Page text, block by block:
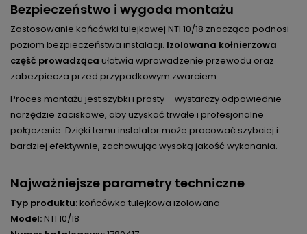
Bezpieczeństwo i wygoda montażu
Zastosowanie końcówki tulejkowej NTI 10/18 znacząco podnosi
poziom bezpieczeństwa instalacji. Izolowana kołnierzowa
część prowadząca ułatwia wprowadzenie przewodu oraz
zabezpiecza przed przypadkowym zwarciem.
Proces montażu jest szybki i prosty – wystarczy odpowiednie
narzędzie zaciskowe, aby uzyskać trwałe i profesjonalne
połączenie. Dzięki temu instalator może pracować szybciej i
bardziej efektywnie, zachowując wysoką jakość wykonania.
Najważniejsze parametry techniczne
Typ produktu:końcówka tulejkowa izolowana
Model:NTI 10/18